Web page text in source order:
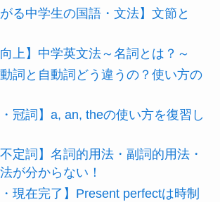
がる中学生の国語・文法】文節と
向上】中学英文法～名詞とは？～
動詞と自動詞どう違うの？使い方の
・冠詞】a, an, theの使い方を復習し
不定詞】名詞的用法・副詞的用法・
が分からない！
・現在完了】Present perfectは時制